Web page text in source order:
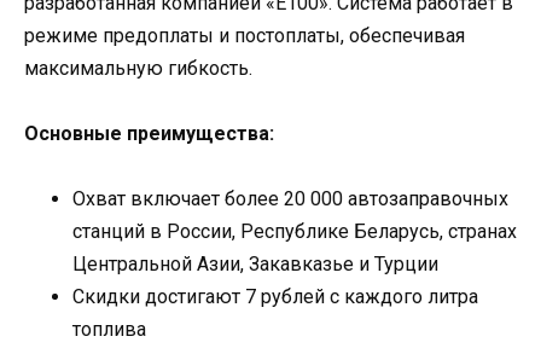
режиме предоплаты и постоплаты, обеспечивая
максимальную гибкость.
Основные преимущества:
Охват включает более 20 000 автозаправочных
станций в России, Республике Беларусь, странах
Центральной Азии, Закавказье и Турции
Скидки достигают 7 рублей с каждого литра
топлива